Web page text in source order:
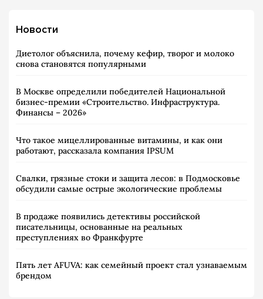
Новости
Диетолог объяснила, почему кефир, творог и молоко
снова становятся популярными
В Москве определили победителей Национальной
бизнес-премии «Строительство. Инфраструктура.
Финансы – 2026»
Что такое мицеллированные витамины, и как они
работают, рассказала компания IPSUM
Свалки, грязные стоки и защита лесов: в Подмосковье
обсудили самые острые экологические проблемы
В продаже появились детективы российской
писательницы, основанные на реальных
преступлениях во Франкфурте
Пять лет AFUVA: как семейный проект стал узнаваемым
брендом